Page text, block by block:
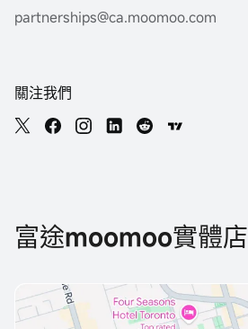
partnerships@ca.moomoo.com
關注我們
富途moomoo實體店